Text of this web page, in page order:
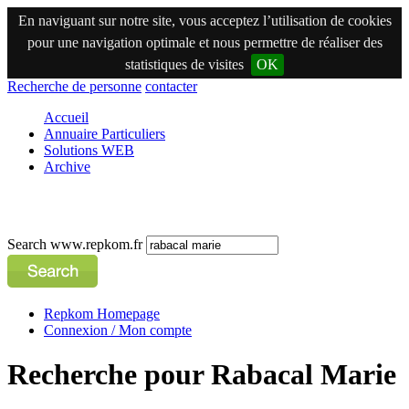
En naviguant sur notre site, vous acceptez l’utilisation de cookies
pour une navigation optimale et nous permettre de réaliser des
statistiques de visites
OK
Recherche de personne contacter
Accueil
Annuaire Particuliers
Solutions WEB
Archive
Search www.repkom.fr
Repkom Homepage
Connexion / Mon compte
Recherche pour Rabacal Marie